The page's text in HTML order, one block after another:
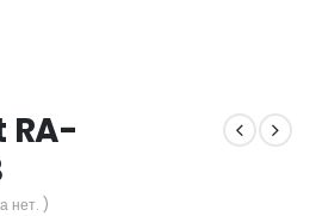
RA-
нет. )